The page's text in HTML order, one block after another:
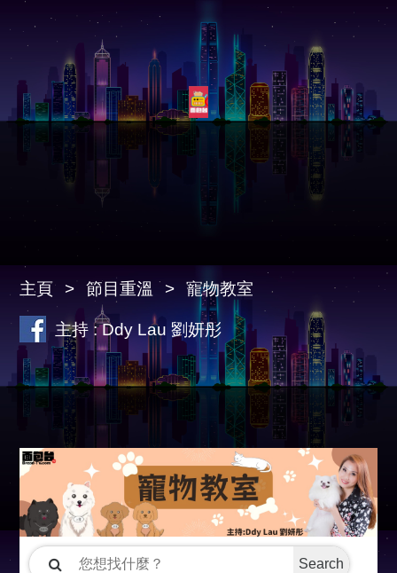
主頁 節目重溫 寵物教室
主持 : Ddy Lau 劉妍彤
Search